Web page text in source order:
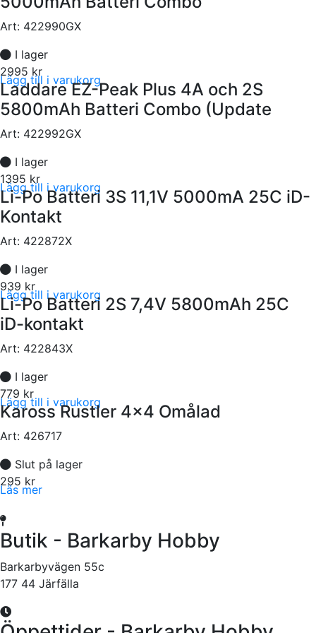
Art: 422990GX
I lager
2995 kr
Lägg till i varukorg
Laddare EZ-Peak Plus 4A och 2S
5800mAh Batteri Combo (Update
Art: 422992GX
I lager
1395 kr
Lägg till i varukorg
Li-Po Batteri 3S 11,1V 5000mA 25C iD-
Kontakt
Art: 422872X
I lager
939 kr
Lägg till i varukorg
Li-Po Batteri 2S 7,4V 5800mAh 25C
iD-kontakt
Art: 422843X
I lager
779 kr
Lägg till i varukorg
Kaross Rustler 4x4 Omålad
Art: 426717
Slut på lager
295 kr
Läs mer
Butik - Barkarby Hobby
Barkarbyvägen 55c
177 44 Järfälla